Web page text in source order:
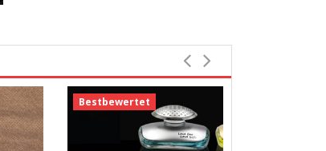
Bestbewertet